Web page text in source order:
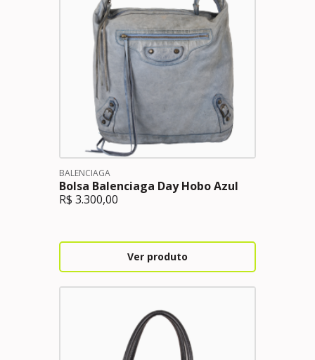
BALENCIAGA
Bolsa Balenciaga Day Hobo Azul
R$ 3.300,00
Ver produto